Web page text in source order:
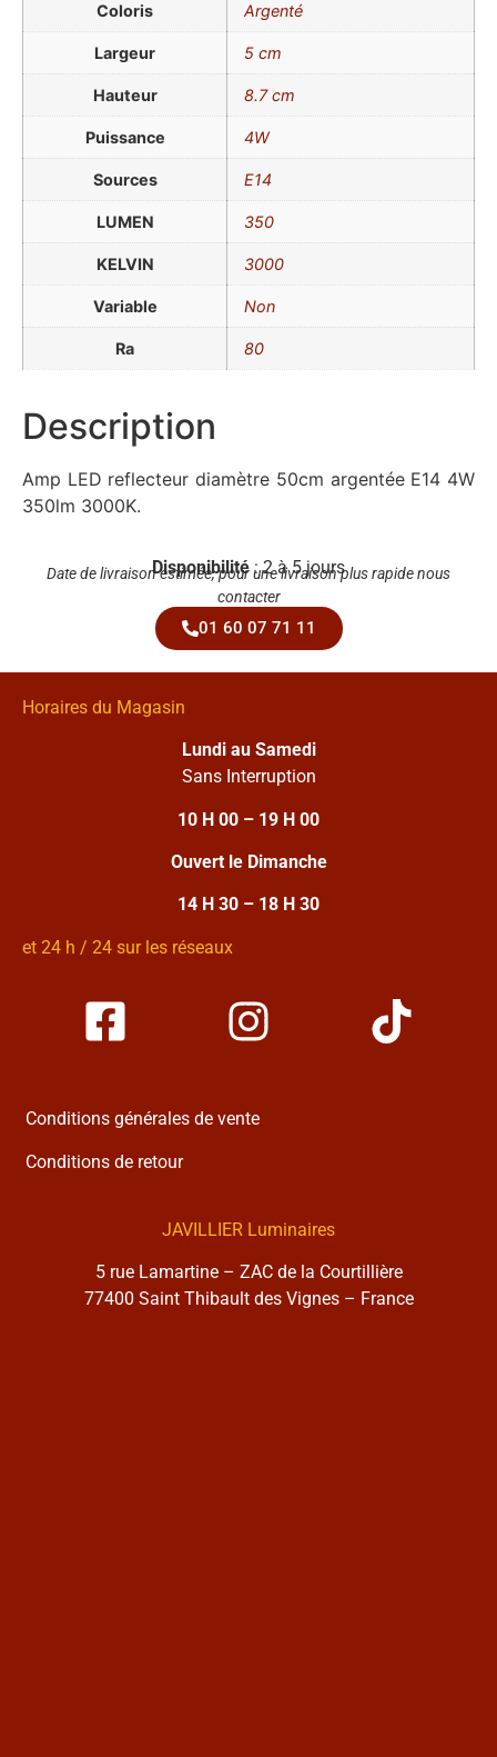
Coloris Argenté
Largeur 5 cm
Hauteur 8.7 cm
Puissance 4W
Sources E14
LUMEN 350
KELVIN 3000
Variable Non
Ra 80
Description
Amp LED reflecteur diamètre 50cm argentée E14 4W
350lm 3000K.
Disponibilité : 2 à 5 jours
Date de livraison estimée, pour une livraison plus rapide nous
contacter
01 60 07 71 11
Horaires du Magasin
Lundi au Samedi
Sans Interruption
10 H 00 – 19 H 00
Ouvert le Dimanche
14 H 30 – 18 H 30
et 24 h / 24 sur les réseaux
Conditions générales de vente
Conditions de retour
JAVILLIER Luminaires
5 rue Lamartine – ZAC de la Courtillière
77400 Saint Thibault des Vignes – France